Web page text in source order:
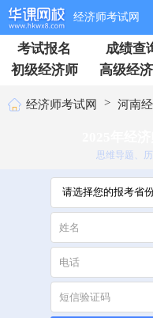
经济师考试网
考试报名 成绩查
初级经济师
高级经
经济师考试网 > 河南
思维导题、